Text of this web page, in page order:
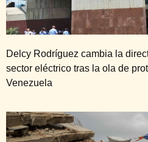
Delcy Rodríguez cambia la
sector eléctrico tras la ola de
Venezuela